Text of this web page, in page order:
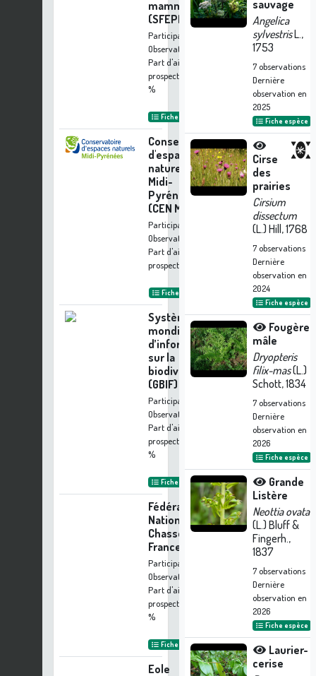
mammifères
(SFEPM)
Participation à 4
Observations
Part d'aide à la
prospection :
%
Fiche organisme
Conservatoire
d'espaces
naturels de
Midi-
Pyrénées
(CEN MP)
Participation à 2
Observations
Part d'aide à la
prospection :
Fiche organisme
Système
mondial
d’information
sur la
biodiversité
(GBIF)
Participation à 2
Observations
Part d'aide à la
prospection :
%
Fiche organisme
Fédération
Nationale des
Chasseurs de
France
Participation à 1
Observation
Part d'aide à la
prospection :
%
Fiche organisme
Eole
sauvage
Angelica
sylvestrisL.,
1753
7observations
Dernière
observation en
2025
Fiche espèce
Cirse
des
prairies
Cirsium
dissectum
(L.) Hill, 1768
7observations
Dernière
observation en
2024
Fiche espèce
Fougère
mâle
Dryopteris
filix-mas(L.)
Schott, 1834
7observations
Dernière
observation en
2026
Fiche espèce
Grande
Listère
Neottia ovata
(L.) Bluff &
Fingerh.,
1837
7observations
Dernière
observation en
2026
Fiche espèce
Laurier-
cerise